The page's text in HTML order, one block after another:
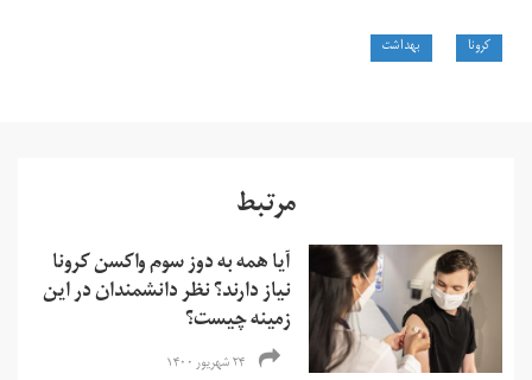
کرونا بهداشت
مرتبط
آیا همه به دوز سوم واکسن کرونا
نیاز دارند؟ نظر دانشمندان در این
زمینه چیست؟
۲۴ شهریور ۱۴۰۰